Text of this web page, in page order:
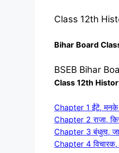
Class 12th
Bihar Board
BSEB Bihar
Class 12th History
Chapter 1 ईंटें, मनके
Chapter 2 राजा,
Chapter 3 बंधुत्व,
Chapter 4 विचारक,